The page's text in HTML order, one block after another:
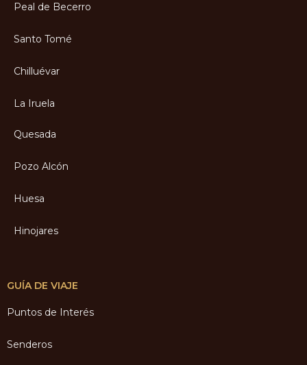
Peal de Becerro
Santo Tomé
Chilluévar
La Iruela
Quesada
Pozo Alcón
Huesa
Hinojares
GUÍA DE VIAJE
Puntos de Interés
Senderos